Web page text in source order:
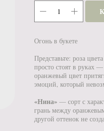
Огонь в букете
Представьте: роза
просто стоят в руках
оранжевый цвет
эмоций, который
«Нина» — сорт с
грань между
другой оттенок не